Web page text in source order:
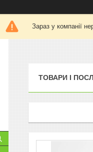
Зараз у компанії
ТОВАРИ І